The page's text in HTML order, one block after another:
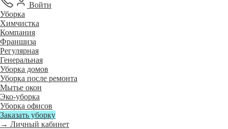
Войти
Уборка
Химчистка
Компания
Франшиза
Регулярная
Генеральная
Уборка домов
Уборка после ремонта
Мытье окон
Эко-уборка
Уборка офисов
Заказать уборку
→ Личный кабинет